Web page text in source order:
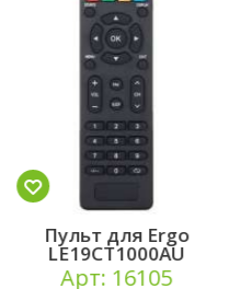
Пульт для Ergo
LE19CT1000AU
Арт: 16105